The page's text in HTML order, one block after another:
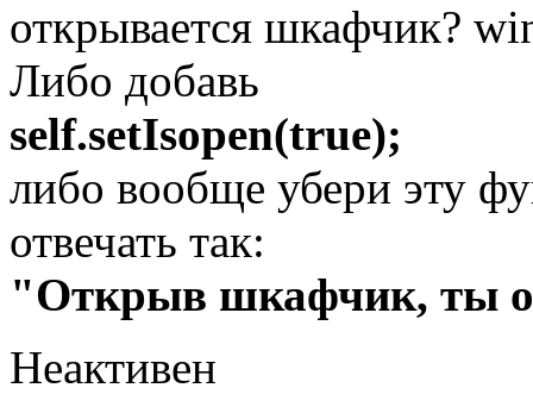
открывается шкафчик?
Либо добавь
self.setIsopen(true);
либо вообще убери эту
отвечать так:
"Открыв шкафчик, ты
Неактивен